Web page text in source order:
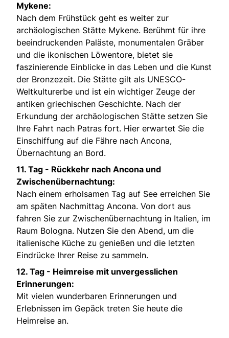
Mykene:
Nach dem Frühstück geht es weiter zur
archäologischen Stätte Mykene. Berühmt für ihre
beeindruckenden Paläste, monumentalen Gräber
und die ikonischen Löwentore, bietet sie
faszinierende Einblicke in das Leben und die Kunst
der Bronzezeit. Die Stätte gilt als UNESCO-
Weltkulturerbe und ist ein wichtiger Zeuge der
antiken griechischen Geschichte. Nach der
Erkundung der archäologischen Stätte setzen Sie
Ihre Fahrt nach Patras fort. Hier erwartet Sie die
Einschiffung auf die Fähre nach Ancona,
Übernachtung an Bord.
11. Tag - Rückkehr nach Ancona und
Zwischenübernachtung:
Nach einem erholsamen Tag auf See erreichen Sie
am späten Nachmittag Ancona. Von dort aus
fahren Sie zur Zwischenübernachtung in Italien, im
Raum Bologna. Nutzen Sie den Abend, um die
italienische Küche zu genießen und die letzten
Eindrücke Ihrer Reise zu sammeln.
12. Tag - Heimreise mit unvergesslichen
Erinnerungen:
Mit vielen wunderbaren Erinnerungen und
Erlebnissen im Gepäck treten Sie heute die
Heimreise an.